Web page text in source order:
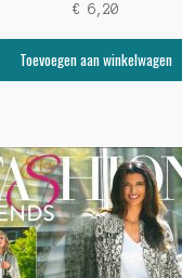
€ 6,20
Toevoegen aan winkelwagen